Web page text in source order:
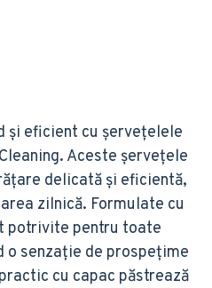
și eficient cu șervețelele
Aceste șervețele
delicată și eficientă,
zilnică. Formulate cu
potrivite pentru toate
senzație de prospețime
cu capac păstrează